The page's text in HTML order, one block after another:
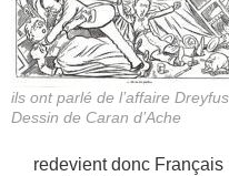
ils ont parlé de l’affaire
Dessin de Caran d’Ache
redevient donc